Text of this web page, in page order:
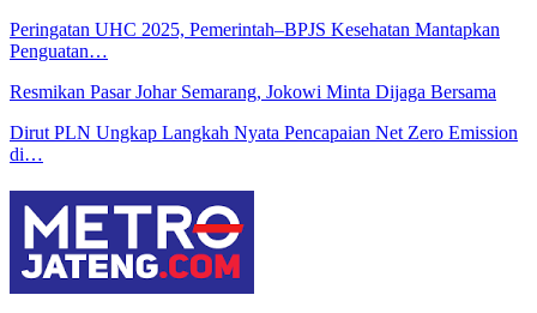
Peringatan UHC 2025, Pemerintah–BPJS Kesehatan Mantapkan
Penguatan…
Resmikan Pasar Johar Semarang, Jokowi Minta Dijaga Bersama
Dirut PLN Ungkap Langkah Nyata Pencapaian Net Zero Emission
di…